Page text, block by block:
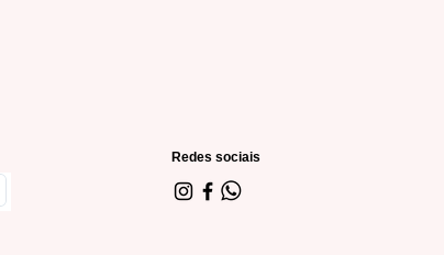
Redes sociais